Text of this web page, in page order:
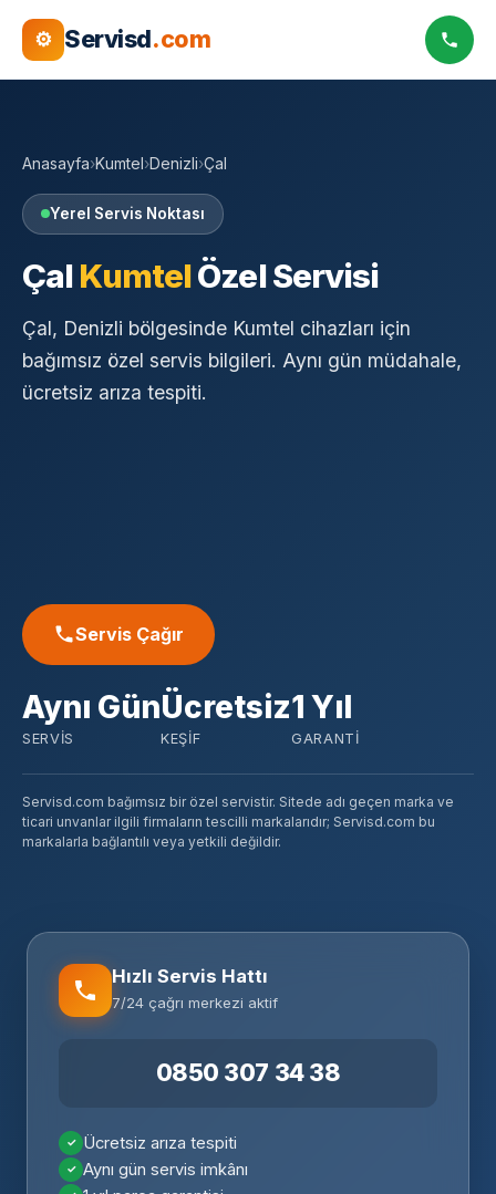
⚙ Servisd.com
Anasayfa›Kumtel›Denizli›Çal
Yerel Servis Noktası
ÇalKumtelÖzel Servisi
Çal, Denizli bölgesinde Kumtel cihazları için
bağımsız özel servis bilgileri. Aynı gün müdahale,
ücretsiz arıza tespiti.
Servis Çağır
Aynı Gün
SERVIS
Ücretsiz
KEŞIF
1 Yıl
GARANTI
Servisd.com bağımsız bir özel servistir. Sitede adı geçen marka ve
ticari unvanlar ilgili firmaların tescilli markalarıdır; Servisd.com bu
markalarla bağlantılı veya yetkili değildir.
Hızlı Servis Hattı
7/24 çağrı merkezi aktif
0850 307 34 38
Ücretsiz arıza tespiti
Aynı gün servis imkânı